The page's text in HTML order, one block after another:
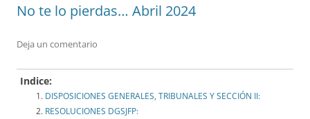
No te lo pierdas… Abril 2024
Deja un comentario
Indice:
DISPOSICIONES GENERALES, TRIBUNALES Y SECCIÓN II:
RESOLUCIONES DGSJFP: